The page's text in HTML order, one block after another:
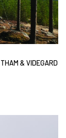
& VIDEGARD